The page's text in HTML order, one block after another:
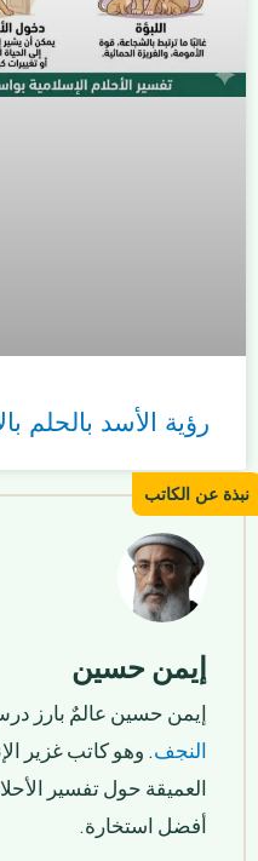
رؤية الأسد بالحلم
إيمن حسين
إيمن حسين عالمٌ بارز
النجف. وهو كاتب غزير
العميقة حول تفسير
أفضل استخارة.